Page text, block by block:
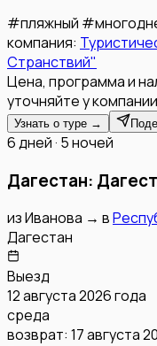
#пляжный #
компания:
Странствий"
Цена, программа и
уточняйте у
Узнать о туре →
6 дней · 5 ночей
Дагестан:
изИванова → в
Дагестан
Выезд
12 августа 2026 года
среда
возврат: 17 августа